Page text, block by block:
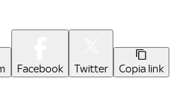
Facebook Twitter Copia link